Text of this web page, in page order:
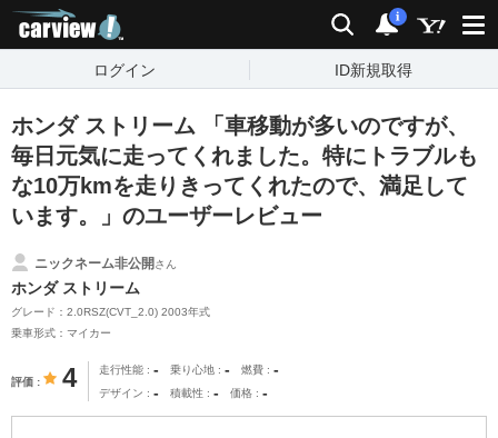
検索 通知
i
ログイン ID新規取得
ホンダ ストリーム 「車移動が多いのですが、
毎日元気に走ってくれました。特にトラブルも
な10万kmを走りきってくれたので、満足して
います。」のユーザーレビュー
ニックネーム非公開さん
ホンダ ストリーム
グレード：2.0RSZ(CVT_2.0) 2003年式
乗車形式：マイカー
評価 4 走行性能 - 乗り心地 - 燃費 -
デザイン - 積載性 - 価格 -